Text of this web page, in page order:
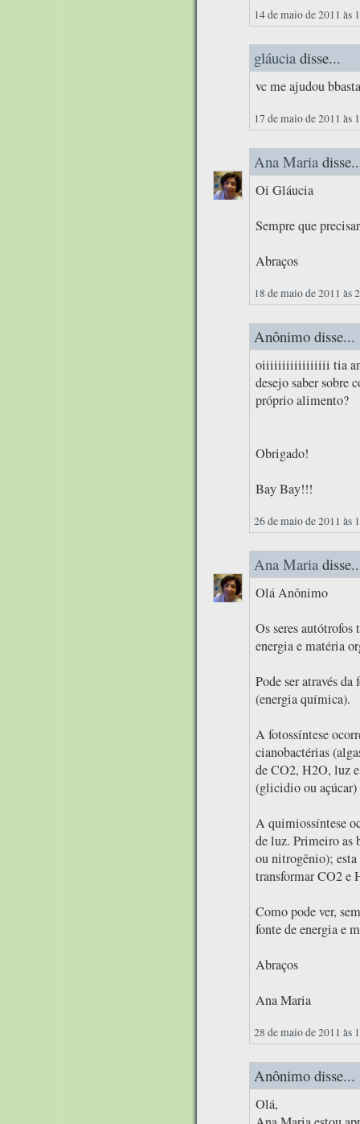
14 de maio de 2011 às
gláucia disse...
vc me ajudou
17 de maio de 2011 às
Ana Maria
Oi Gláucia
Sempre que
Abraços
18 de maio de 2011 às
Anônimo disse...
oiiiiiiiiiiiiiiiii tia
desejo saber sobre
próprio alimento?
Obrigado!
Bay Bay!!!
26 de maio de 2011 às
Ana Maria
Olá Anônimo
Os seres
energia e matéria
Pode ser através
(energia química).
A fotossíntese
cianobactérias
de CO2, H2O, luz
(glicidio ou açúcar)
A quimiossíntese
de luz. Primeiro as
ou nitrogênio); esta
transformar CO2 e
Como pode ver,
fonte de energia e
Abraços
Ana Maria
28 de maio de 2011 às
Anônimo disse...
Olá,